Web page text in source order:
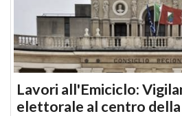
Lavori all'Emiciclo:
elettorale al centro